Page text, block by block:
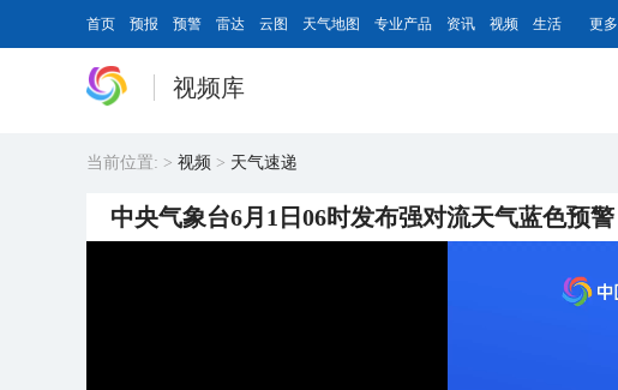
首页 预报 预警 雷达 云图 天气地图 专业产品 资讯 视频 生活 更多
视频库
当前位置: > 视频 > 天气速递
中央气象台6月1日06时发布强对流天气蓝色预警